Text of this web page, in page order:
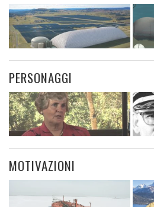
PERSONAGGI
MOTIVAZIONI